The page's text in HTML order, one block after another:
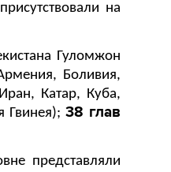
на
Гуломжон
Боливия,
Катар, Куба,
Гвинея); 38 глав
представляли